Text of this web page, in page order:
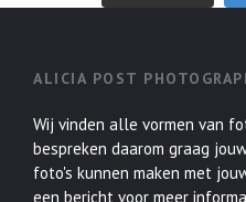
ALICIA POST
Wij vinden alle vormen van
bespreken daarom graag
foto's kunnen maken met
een bericht voor meer